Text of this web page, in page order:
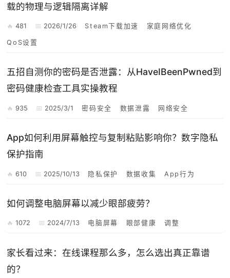
载的物理与逻辑隔离详解
481 2026/1/26 Steam下载加速 家庭网络优化
QoS设置
五招自测你的密码是否泄露：从HaveIBeenPwned到
密码健康检查工具实操教程
935 2025/3/1 密码安全 数据泄露 网络安全
App如何利用屏幕触控与复制粘贴影响你？数字隐私
保护指南
610 2025/10/13 隐私保护 数据收集 App行为
如何调整电脑屏幕以减少眼部疲劳？
1072 2024/7/13 电脑屏幕 眼部健康 调整
家长看过来：在线课程那么多，怎么选出真正靠谱
的？